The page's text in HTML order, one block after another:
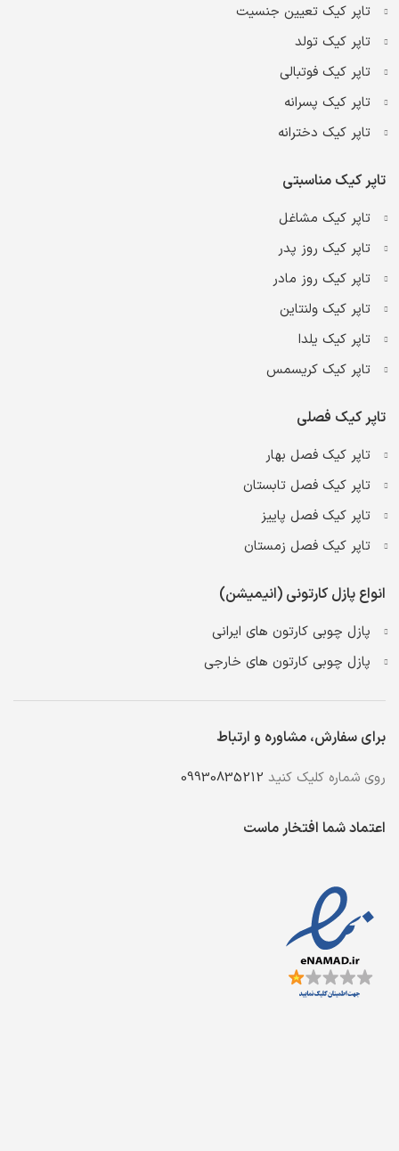
تاپر کیک تعیین جنسیت
تاپر کیک تولد
تاپر کیک فوتبالی
تاپر کیک پسرانه
تاپر کیک دخترانه
تاپر کیک مناسبتی
تاپر کیک مشاغل
تاپر کیک روز پدر
تاپر کیک روز مادر
تاپر کیک ولنتاین
تاپر کیک یلدا
تاپر کیک کریسمس
تاپر کیک فصلی
تاپر کیک فصل بهار
تاپر کیک فصل تابستان
تاپر کیک فصل پاییز
تاپر کیک فصل زمستان
انواع پازل کارتونی (انیمیشن)
پازل چوبی کارتون های ایرانی
پازل چوبی کارتون های خارجی
برای سفارش، مشاوره و ارتباط
روی شماره کلیک کنید 09930835212
اعتماد شما افتخار ماست